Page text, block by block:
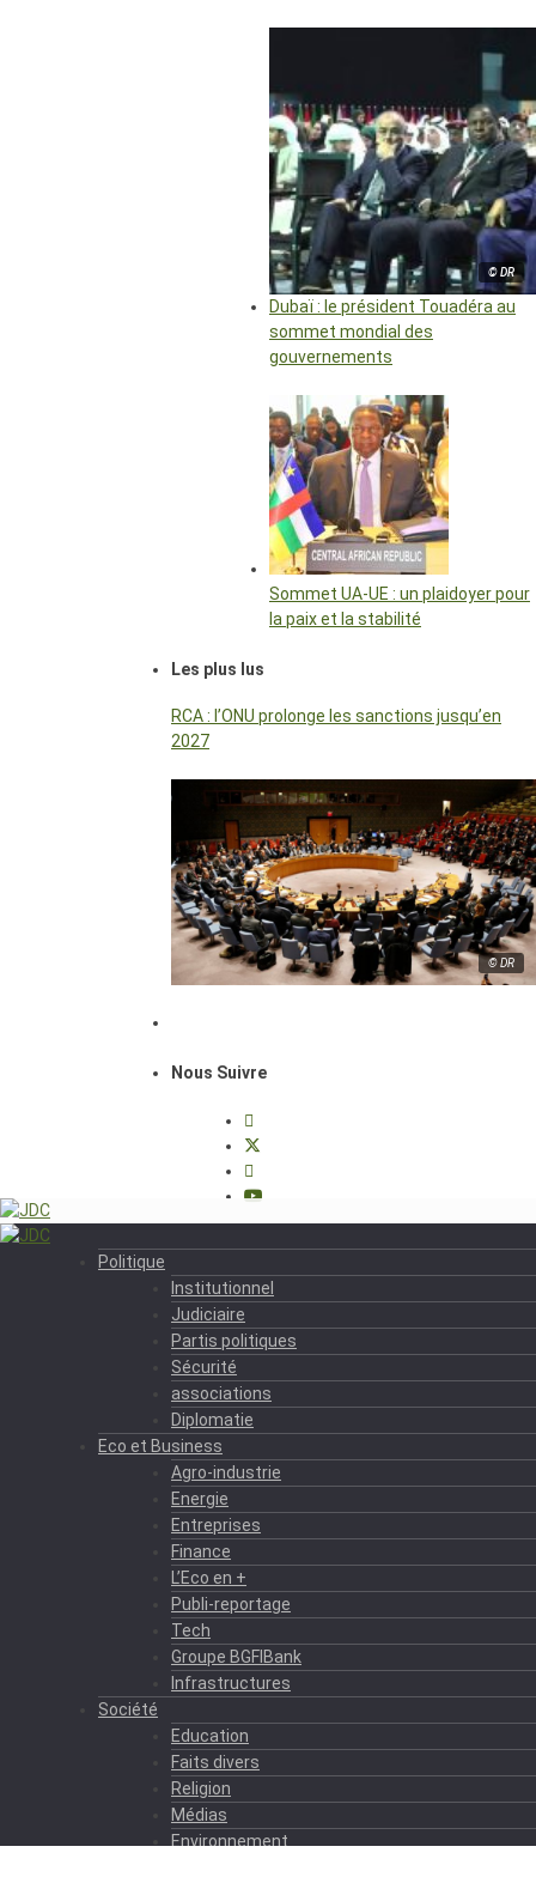
© DR
Dubaï : le président Touadéra au
sommet mondial des
gouvernements
Sommet UA-UE : un plaidoyer pour
la paix et la stabilité
Les plus lus
RCA : l’ONU prolonge les sanctions jusqu’en
2027
© DR
Nous Suivre
Politique
Institutionnel
Judiciaire
Partis politiques
Sécurité
associations
Diplomatie
Eco et Business
Agro-industrie
Energie
Entreprises
Finance
L’Eco en +
Publi-reportage
Tech
Groupe BGFIBank
Infrastructures
Société
Education
Faits divers
Religion
Médias
Environnement